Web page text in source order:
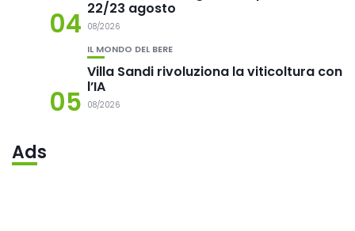
04 22/23 agosto
08/2026
05
IL MONDO DEL BERE
Villa Sandi rivoluziona la viticoltura con
l’IA
08/2026
Ads